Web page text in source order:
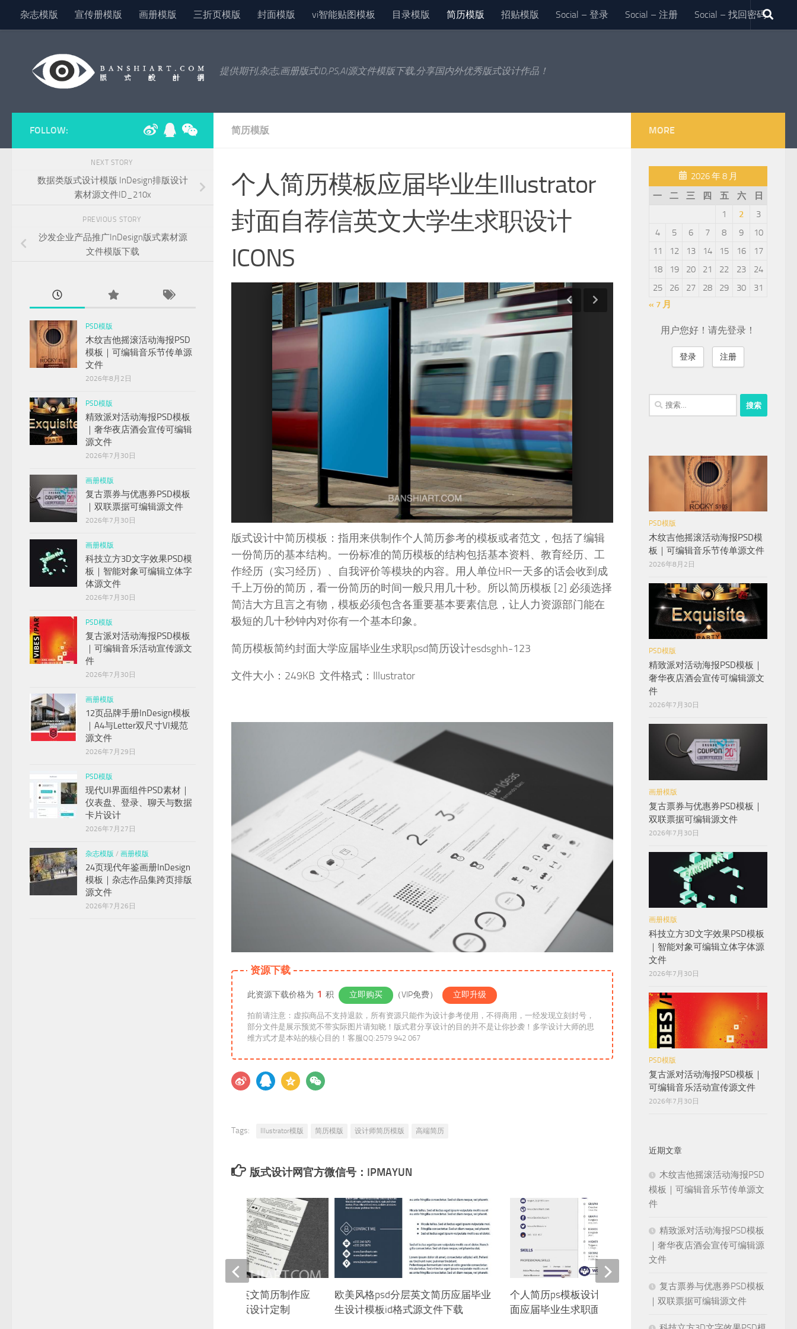
Skip to content
杂志模版 宣传册模版 画册模版 三折页模版 封面模版 vi智能贴图模板 目录模版 简历模版 招贴模版 Social – 登录 Social – 注册 Social – 找回密码
提供期刊,杂志,画册版式ID,PS,AI源文件模版下载,分享国内外优秀版式设计作品！
简历模版
个人简历模板应届毕业生Illustrator
封面自荐信英文大学生求职设计
ICONS
1 2 3 4 5
版式设计中简历模板：指用来供制作个人简历参考的模板或者范文，包括了编辑
一份简历的基本结构。一份标准的简历模板的结构包括基本资料、教育经历、工
作经历（实习经历）、自我评价等模块的内容。用人单位HR一天多的话会收到成
千上万份的简历，看一份简历的时间一般只用几十秒。所以简历模板 [2] 必须选择
简洁大方且言之有物，模板必须包含各重要基本要素信息，让人力资源部门能在
极短的几十秒钟内对你有一个基本印象。
简历模板简约封面大学应届毕业生求职psd简历设计esdsghh-123
文件大小：249KB 文件格式：Illustrator
资源下载
此资源下载价格为 1 积 立即购买 （VIP免费） 立即升级
拍前请注意：虚拟商品不支持退款，所有资源只能作为设计参考使用，不得商用，一经发现立刻封号，
部分文件是展示预览不带实际图片请知晓！版式君分享设计的目的并不是让你抄袭！多学设计大师的思
维方式才是本站的核心目的！客服QQ:2579 942 067
Tags: Illustrator模版 简历模版 设计师简历模版 高端简历
版式设计网官方微信号：IPMAYUN
欧美风格psd分层英文简历应届毕业
生设计模板id格式源文件下载
个人简历ps模板设计师简介PSD平
面应届毕业生求职面试应聘psd素材
个人简历模板创意设计
简历模板个人求职英文简历制作应
届毕业生自荐信模版设计定制
FOLLOW:
NEXT STORY
数据类版式设计模版 InDesign排版设计
素材源文件ID_210x
PREVIOUS STORY
沙发企业产品推广InDesign版式素材源
文件模版下载
PSD模版
木纹吉他摇滚活动海报PSD
模板｜可编辑音乐节传单源
文件
2026年8月2日
PSD模版
精致派对活动海报PSD模板
｜奢华夜店酒会宣传可编辑
源文件
2026年7月30日
画册模版
复古票券与优惠券PSD模板
｜双联票据可编辑源文件
2026年7月30日
画册模版
科技立方3D文字效果PSD模
板｜智能对象可编辑立体字
体源文件
2026年7月30日
PSD模版
复古派对活动海报PSD模板
｜可编辑音乐活动宣传源文
件
2026年7月30日
画册模版
12页品牌手册InDesign模板
｜A4与Letter双尺寸VI规范
源文件
2026年7月29日
PSD模版
现代UI界面组件PSD素材｜
仪表盘、登录、聊天与数据
卡片设计
2026年7月27日
杂志模版 / 画册模版
24页现代年鉴画册InDesign
模板｜杂志作品集跨页排版
源文件
2026年7月26日
MORE
2026 年 8 月
一
二 三 四 五 六
日
1
2
3
4
5 6 7 8 9
10
11
12 13 14 15 16
17
18
19 20 21 22 23
24
25
26 27 28 29 30
31
« 7 月
用户您好！请先登录！
登录 注册
搜
索：
PSD模版
木纹吉他摇滚活动海报PSD模
板｜可编辑音乐节传单源文件
2026年8月2日
PSD模版
精致派对活动海报PSD模板｜
奢华夜店酒会宣传可编辑源文
件
2026年7月30日
画册模版
复古票券与优惠券PSD模板｜
双联票据可编辑源文件
2026年7月30日
画册模版
科技立方3D文字效果PSD模板
｜智能对象可编辑立体字体源
文件
2026年7月30日
PSD模版
复古派对活动海报PSD模板｜
可编辑音乐活动宣传源文件
2026年7月30日
近期文章
木纹吉他摇滚活动海报PSD
模板｜可编辑音乐节传单源文
件
精致派对活动海报PSD模板
｜奢华夜店酒会宣传可编辑源
文件
复古票券与优惠券PSD模板
｜双联票据可编辑源文件